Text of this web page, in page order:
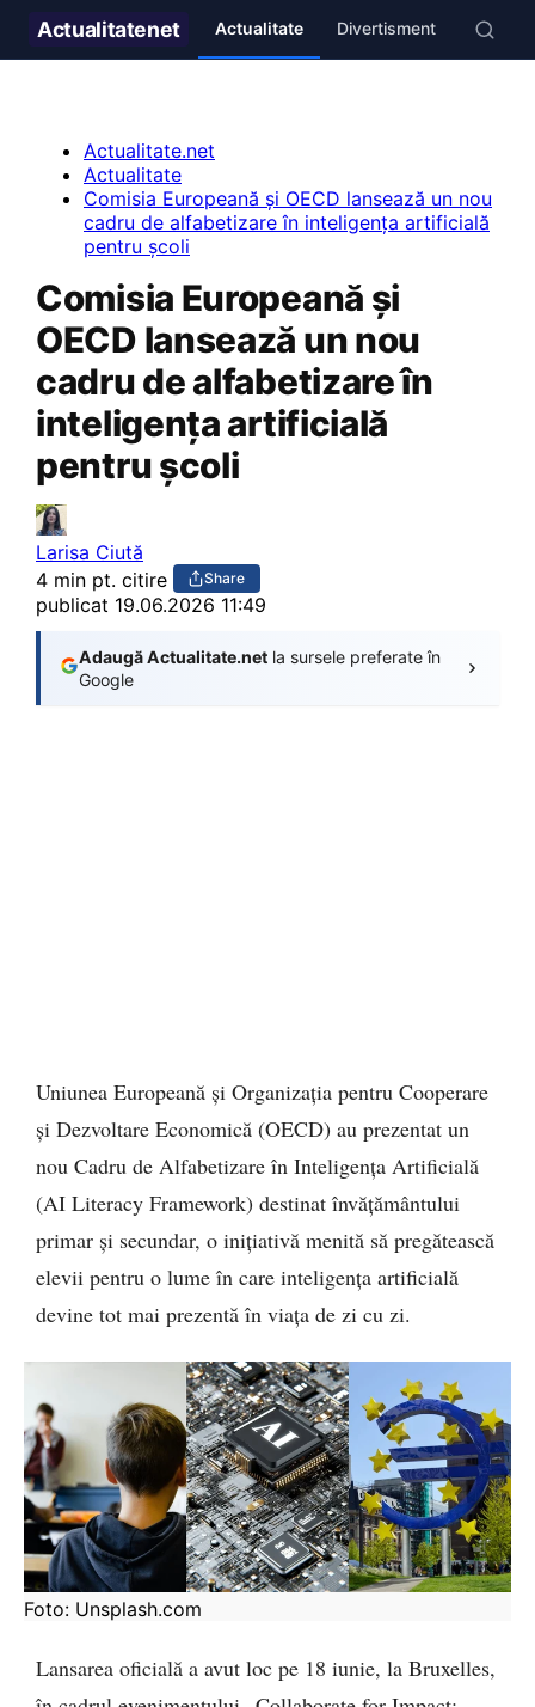
Actualitatenet Actualitate Divertisment Stil de
Actualitate.net
Actualitate
Comisia Europeană și OECD lansează un nou
cadru de alfabetizare în inteligența artificială
pentru școli
Comisia Europeană și
OECD lansează un nou
cadru de alfabetizare în
inteligența artificială
pentru școli
Larisa Ciută
4 min pt. citire
Share
publicat 19.06.2026 11:49
Adaugă Actualitate.net la sursele preferate în
Google
Uniunea Europeană și Organizația pentru Cooperare
și Dezvoltare Economică (OECD) au prezentat un
nou Cadru de Alfabetizare în Inteligența Artificială
(AI Literacy Framework) destinat învățământului
primar și secundar, o inițiativă menită să pregătească
elevii pentru o lume în care inteligența artificială
devine tot mai prezentă în viața de zi cu zi.
Foto: Unsplash.com
Lansarea oficială a avut loc pe 18 iunie, la Bruxelles,